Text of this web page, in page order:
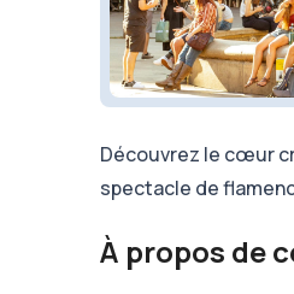
Découvrez le cœur
spectacle de
À propos de